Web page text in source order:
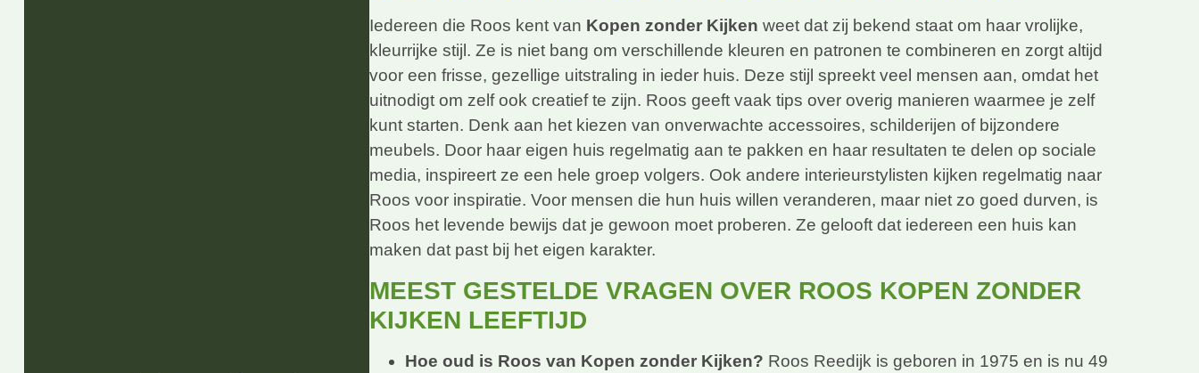
Iedereen die Roos kent van Kopen zonder Kijken weet dat zij bekend staat om haar vrolijke,
kleurrijke stijl. Ze is niet bang om verschillende kleuren en patronen te combineren en zorgt altijd
voor een frisse, gezellige uitstraling in ieder huis. Deze stijl spreekt veel mensen aan, omdat het
uitnodigt om zelf ook creatief te zijn. Roos geeft vaak tips over overig manieren waarmee je zelf
kunt starten. Denk aan het kiezen van onverwachte accessoires, schilderijen of bijzondere
meubels. Door haar eigen huis regelmatig aan te pakken en haar resultaten te delen op sociale
media, inspireert ze een hele groep volgers. Ook andere interieurstylisten kijken regelmatig naar
Roos voor inspiratie. Voor mensen die hun huis willen veranderen, maar niet zo goed durven, is
Roos het levende bewijs dat je gewoon moet proberen. Ze gelooft dat iedereen een huis kan
maken dat past bij het eigen karakter.
MEEST GESTELDE VRAGEN OVER ROOS KOPEN ZONDER
KIJKEN LEEFTIJD
Hoe oud is Roos van Kopen zonder Kijken? Roos Reedijk is geboren in 1975 en is nu 49